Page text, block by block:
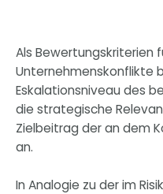
Als Bewertungskriterien
Unternehmenskonflikte
Eskalationsniveau des
die strategische
Zielbeitrag der an dem
an.
In Analogie zu der im